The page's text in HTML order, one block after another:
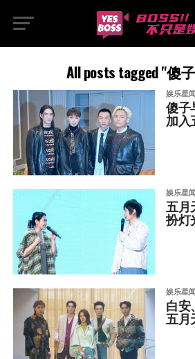
All posts tagged "傻
娱乐星闻
傻子
加入
娱乐星闻
五月
扮灯
娱乐星闻
白安
五月